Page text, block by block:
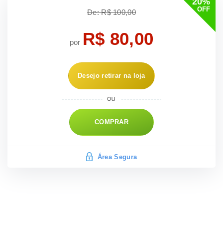
OFF
De: R$ 100,00
por R$ 80,00
Desejo retirar na loja
COMPRAR
Área Segura